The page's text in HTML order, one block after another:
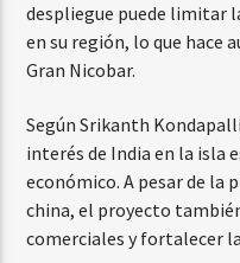
despliegue puede limitar
en su región, lo que hace
Gran Nicobar.
Según Srikanth
interés de India en la isla
económico. A pesar de la
china, el proyecto
comerciales y fortalecer